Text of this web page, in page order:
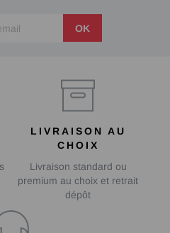
OK
LIVRAISON AU
CHOIX
Livraison standard ou
premium au choix et retrait
dépôt